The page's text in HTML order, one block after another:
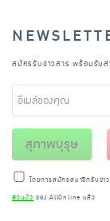
สมัครรับข่าวสาร พร้อมรับ
สุภาพบุรุษ
โดยการสมัครสมาชิกรับข่าว
ส่วนตัว ของ AllOnline แล้ว